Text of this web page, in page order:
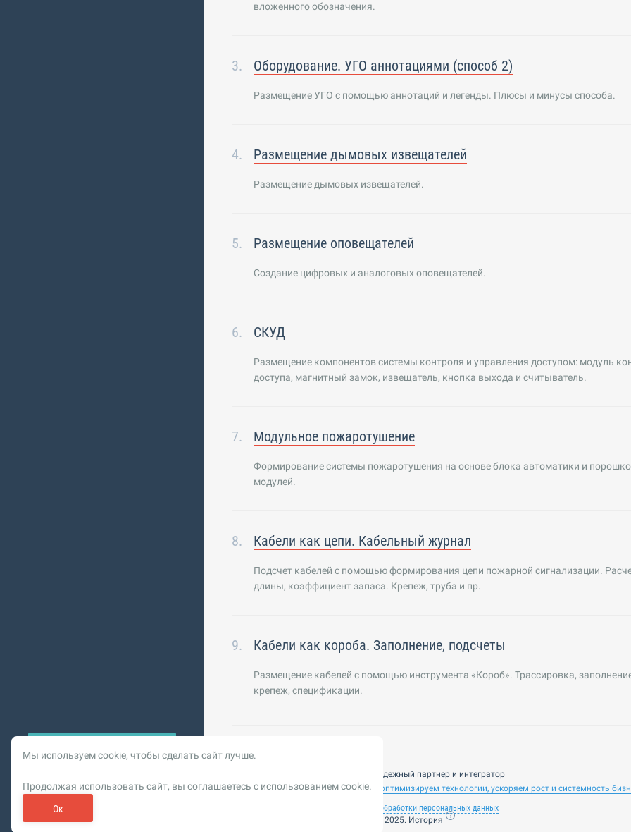
Реклама. ООО «РОМБИТ»
О рекламе на bim.vc
вложенного обозначения.
Оборудование. УГО аннотациями (способ 2)
Размещение УГО с помощью аннотаций и легенды. Плюсы и минусы способа.
Размещение дымовых извещателей
Размещение дымовых извещателей.
Размещение оповещателей
Создание цифровых и аналоговых оповещателей.
СКУД
Размещение компонентов системы контроля и управления доступом: модуль
доступа, магнитный замок, извещатель, кнопка выхода и считыватель.
Модульное пожаротушение
Формирование системы пожаротушения на основе блока автоматики и
модулей.
Кабели как цепи. Кабельный журнал
Подсчет кабелей с помощью формирования цепи пожарной сигнализации.
длины, коэффициент запаса. Крепеж, труба и пр.
Кабели как короба. Заполнение, подсчеты
Размещение кабелей с помощью инструмента «Короб». Трассировка,
крепеж, спецификации.
© 2026 Vysotskiy consulting — ваш надежный партнер и интегратор
Цифровизация, BIM, ИИ. Внедряем и оптимизируем технологии, ускоряем рост и системность
Политика обработки персональных данных
Обновление от 14 ноября 2025. История
Мы используем cookie, чтобы сделать сайт лучше.
Продолжая использовать сайт, вы соглашаетесь с использованием cookie.
Ок